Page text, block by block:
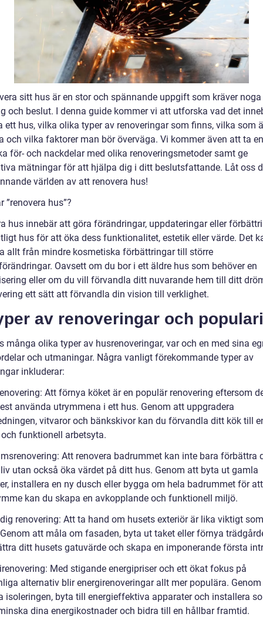
sitt hus är en stor och spännande uppgift som kräver noga
och beslut. I denna guide kommer vi att utforska vad det
ett hus, vilka olika typer av renoveringar som finns, vilka som
och vilka faktorer man bör överväga. Vi kommer även att ta
för- och nackdelar med olika renoveringsmetoder samt ge
mätningar för att hjälpa dig i ditt beslutsfattande. Låt oss
världen av att renovera hus!
”renovera hus”?
hus innebär att göra förändringar, uppdateringar eller
hus för att öka dess funktionalitet, estetik eller värde. Det
allt från mindre kosmetiska förbättringar till större
Oavsett om du bor i ett äldre hus som behöver en
eller om du vill förvandla ditt nuvarande hem till ditt
ett sätt att förvandla din vision till verklighet.
av renoveringar och
många olika typer av husrenoveringar, var och en med sina
och utmaningar. Några vanligt förekommande typer av
inkluderar:
Att förnya köket är en populär renovering eftersom
använda utrymmena i ett hus. Genom att uppgradera
vitvaror och bänkskivor kan du förvandla ditt kök till
funktionell arbetsyta.
Att renovera badrummet kan inte bara förbättra
utan också öka värdet på ditt hus. Genom att byta ut gamla
installera en ny dusch eller bygga om hela badrummet för
kan du skapa en avkopplande och funktionell miljö.
renovering: Att ta hand om husets exteriör är lika viktigt
att måla om fasaden, byta ut taket eller förnya
ditt husets gatuvärde och skapa en imponerande första
Med stigande energipriser och ett ökat fokus på
alternativ blir energirenoveringar allt mer populära.
isoleringen, byta till energieffektiva apparater och installera
dina energikostnader och bidra till en hållbar framtid.